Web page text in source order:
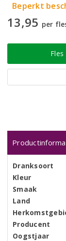
Beperkt
13,95 per
Fles
Dranksoort
Kleur
Smaak
Land
Producent
Oogstjaar